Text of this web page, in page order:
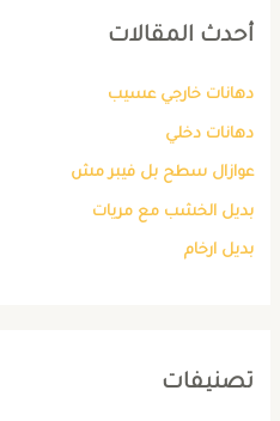
أحدث المقالات
دهانات خارجي عسيب
دهانات دخلي
عوازال سطح بل فيبر مش
بديل الخشب مع مريات
بديل ارخام
تصنيفات